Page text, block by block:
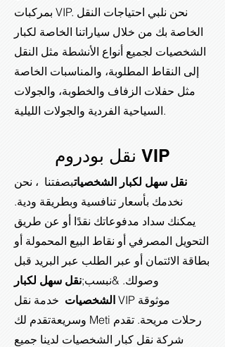
بمركبات VIP. نحن نلبي احتياجات النقل
الخاصة بك من خلال سياراتنا الخاصة لكبار
الشخصيات لجميع أنواع الأنشطة مثل النقل
إلى النقاط المطلوبة، والمناسبات الخاصة
مثل حفلات الزفاف والخطوبة، والجولات
السياحية الفردية والجولات الليلية.
نقل بودروم VIP
نقل سهل لكبار الشخصياتبصفتنا ، نحن
نخدمك بأسعار تنافسية وبطريقة ودية.
يمكنك سداد مدفوعاتك نقدًا أو عن طريق
التحويل المصرفي أو نقاط البيع المحمولة أو
بطاقة الائتمان أو عبر الطلب عبر البريد قبل
وصولك. &نبسب;نقل سهل لكبار
الشخصيات خدمة نقل VIP موثوقة
وسريعةتقدم لك Meti رحلات مريحة. تقدم
شركة نقل كبار الشخصيات لدينا جميع